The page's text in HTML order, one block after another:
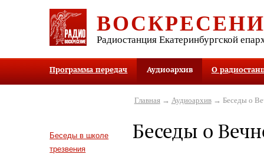
Радиостанция Екатеринбургской
Программа передач Аудиоархив О
Беседы в школе
трезвения
Главная→ Аудиоархив→ Беседы о
Беседы о